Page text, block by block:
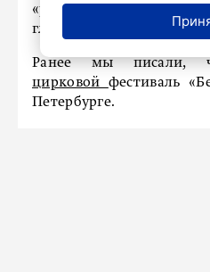
«рассказ» были
главной сцене.
Ранее мы писали,
цирковой фестиваль
Петербурге.